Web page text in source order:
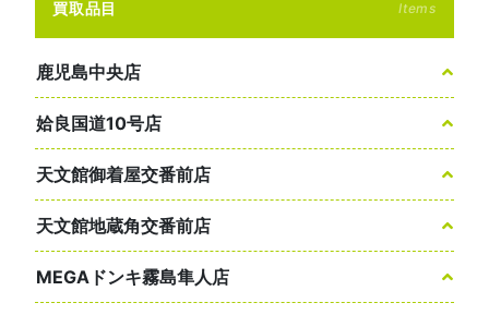
買取品目 Items
鹿児島中央店
姶良国道10号店
天文館御着屋交番前店
天文館地蔵角交番前店
MEGAドンキ霧島隼人店